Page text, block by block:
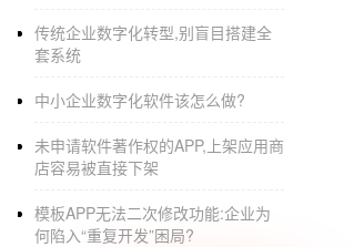
4.第四个方面，小程序后端，前端开发。完
5.第五个方面，小程序测试，需要在小程序
6.第六个方面，小程序，会上线。上传已完
7.如何自己做一个小程序，如果是自己开发
求，需要多少人力财力才能保证系统的稳定流
传统企业数字化转型,别盲目搭建全
套系统
中小企业数字化软件该怎么做?
未申请软件著作权的APP,上架应用商
店容易被直接下架
模板APP无法二次修改功能:企业为
何陷入“重复开发”困局?